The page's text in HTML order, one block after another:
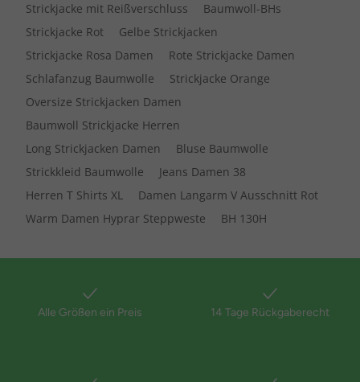
Strickjacke mit Reißverschluss
Baumwoll-BHs
Strickjacke Rot
Gelbe Strickjacken
Strickjacke Rosa Damen
Rote Strickjacke Damen
Schlafanzug Baumwolle
Strickjacke Orange
Oversize Strickjacken Damen
Baumwoll Strickjacke Herren
Long Strickjacken Damen
Bluse Baumwolle
Strickkleid Baumwolle
Jeans Damen 38
Herren T Shirts XL
Damen Langarm V Ausschnitt Rot
Warm Damen Hyprar Steppweste
BH 130H
Alle Größen ein Preis 14 Tage Rückgaberecht